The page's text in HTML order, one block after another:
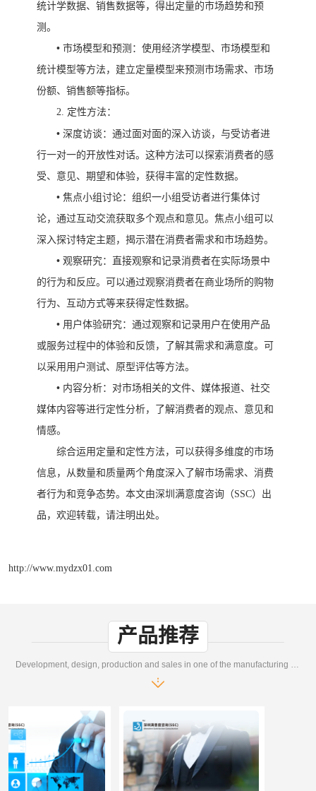
统计学数据、销售数据等，得出定量的市场趋势和预
测。
• 市场模型和预测：使用经济学模型、市场模型和
统计模型等方法，建立定量模型来预测市场需求、市场
份额、销售额等指标。
2. 定性方法：
• 深度访谈：通过面对面的深入访谈，与受访者进
行一对一的开放性对话。这种方法可以探索消费者的感
受、意见、期望和体验，获得丰富的定性数据。
• 焦点小组讨论：组织一小组受访者进行集体讨
论，通过互动交流获取多个观点和意见。焦点小组可以
深入探讨特定主题，揭示潜在消费者需求和市场趋势。
• 观察研究：直接观察和记录消费者在实际场景中
的行为和反应。可以通过观察消费者在商业场所的购物
行为、互动方式等来获得定性数据。
• 用户体验研究：通过观察和记录用户在使用产品
或服务过程中的体验和反馈，了解其需求和满意度。可
以采用用户测试、原型评估等方法。
• 内容分析：对市场相关的文件、媒体报道、社交
媒体内容等进行定性分析，了解消费者的观点、意见和
情感。
综合运用定量和定性方法，可以获得多维度的市场
信息，从数量和质量两个角度深入了解市场需求、消费
者行为和竞争态势。 本文由深圳满意度咨询（SSC）出
品，欢迎转载，请注明出处。
http://www.mydzx01.com
产品推荐